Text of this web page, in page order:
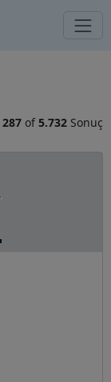
287 of5.732Sonuç